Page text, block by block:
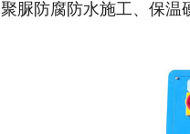
脲防腐防水施工、保温